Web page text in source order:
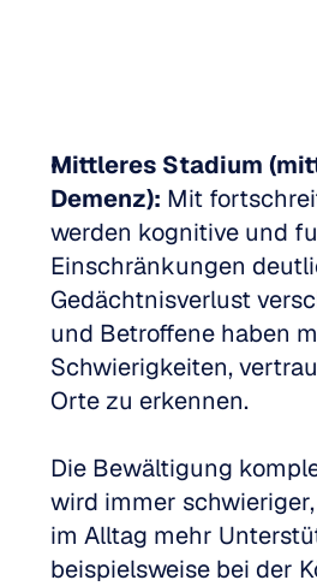
Mittleres Stadium
Demenz): Mit
werden kognitive und
Einschränkungen
Gedächtnisverlust
und Betroffene haben
Schwierigkeiten,
Orte zu erkennen.
Die Bewältigung
wird immer
im Alltag mehr
beispielsweise bei der